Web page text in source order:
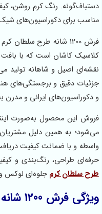
رنگ کرم روشن،
برای دکوراسیون‌های شیک و
فرش 1200 شانه طرح سلطان
کاشان است که با بافت
اصیل و شاهانه تولید
دقیق و برجستگی‌های
ایرانی و مدرن به
این محصول به‌صورت
به همین دلیل مشتریان
و با ضمانت کیفیت دریافت
طراحی، رنگ‌بندی و
سلطان کرمجلوه‌ای لوکس و
1200 شانه طرح سلطان کرم